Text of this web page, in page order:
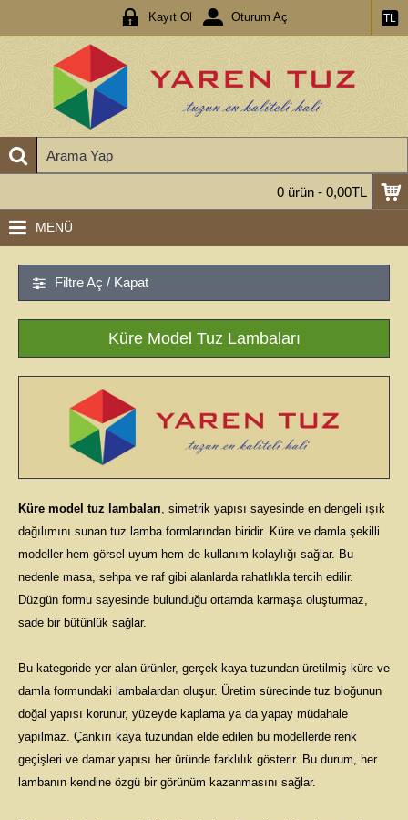
TL
Kayıt Ol Oturum Aç
0 ürün - 0,00TL
MENÜ
Filtre Aç / Kapat
Küre Model Tuz Lambaları
Küre model tuz lambaları, simetrik yapısı sayesinde en dengeli ışık
dağılımını sunan tuz lamba formlarından biridir. Küre ve damla şekilli
modeller hem görsel uyum hem de kullanım kolaylığı sağlar. Bu
nedenle masa, sehpa ve raf gibi alanlarda rahatlıkla tercih edilir.
Düzgün formu sayesinde bulunduğu ortamda karmaşa oluşturmaz,
sade bir bütünlük sağlar.
Bu kategoride yer alan ürünler, gerçek kaya tuzundan üretilmiş küre ve
damla formundaki lambalardan oluşur. Üretim sürecinde tuz bloğunun
doğal yapısı korunur, yüzeyde kaplama ya da yapay müdahale
yapılmaz. Çankırı kaya tuzundan elde edilen bu modellerde renk
geçişleri ve damar yapısı her üründe farklılık gösterir. Bu durum, her
lambanın kendine özgü bir görünüm kazanmasını sağlar.